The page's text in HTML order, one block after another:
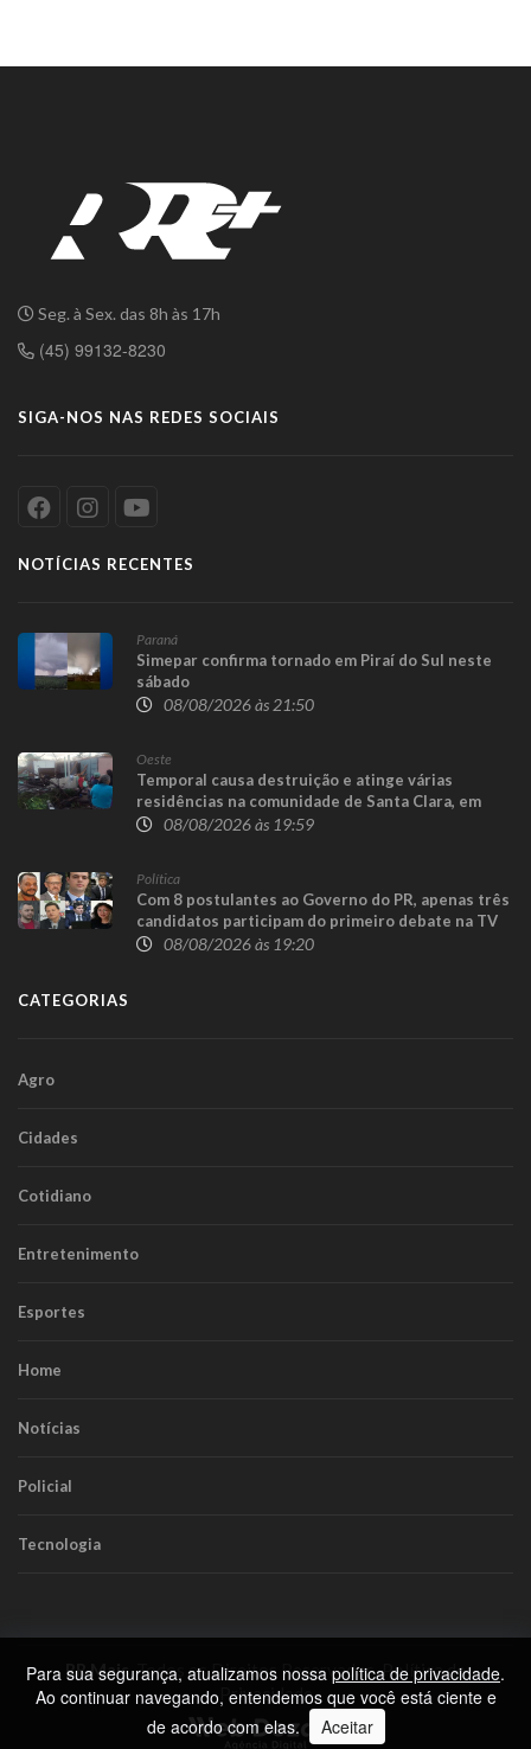
Seg. à Sex. das 8h às 17h
(45) 99132-8230
SIGA-NOS NAS REDES SOCIAIS
NOTÍCIAS RECENTES
Paraná
Simepar confirma tornado em Piraí do Sul neste
sábado
08/08/2026 às 21:50
Oeste
Temporal causa destruição e atinge várias
residências na comunidade de Santa Clara, em
Candói08/08/2026 às 19:59
Política
Com 8 postulantes ao Governo do PR, apenas três
candidatos participam do primeiro debate na TV
08/08/2026 às 19:20
CATEGORIAS
Agro
Cidades
Cotidiano
Entretenimento
Esportes
Home
Notícias
Policial
Tecnologia
RR Mais. Todos os Direitos Reservados.Política de
Privacidade
Para sua segurança, atualizamos nossa política de privacidade.
Ao continuar navegando, entendemos que você está ciente e
de acordo com elas. Aceitar